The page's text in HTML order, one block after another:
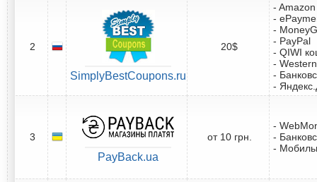
2
SimplyBestCoupons.ru
20$
-
-
-
- PayPal
- QIWI
-
-
-
3
PayBack.ua
от 10 грн.
-
-
-